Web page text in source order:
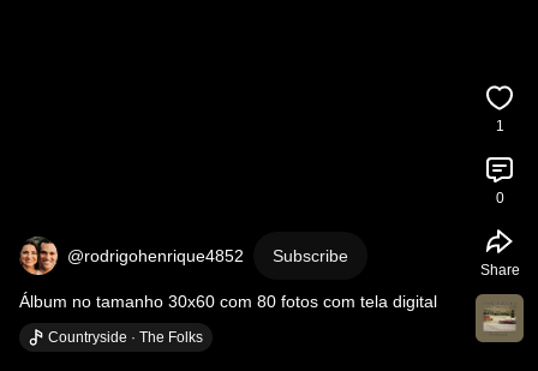
@rodrigohenrique4852 Subscribe
Álbum no tamanho 30x60 com 80 fotos com tela digital
Countryside · The Folks
1
0
Share